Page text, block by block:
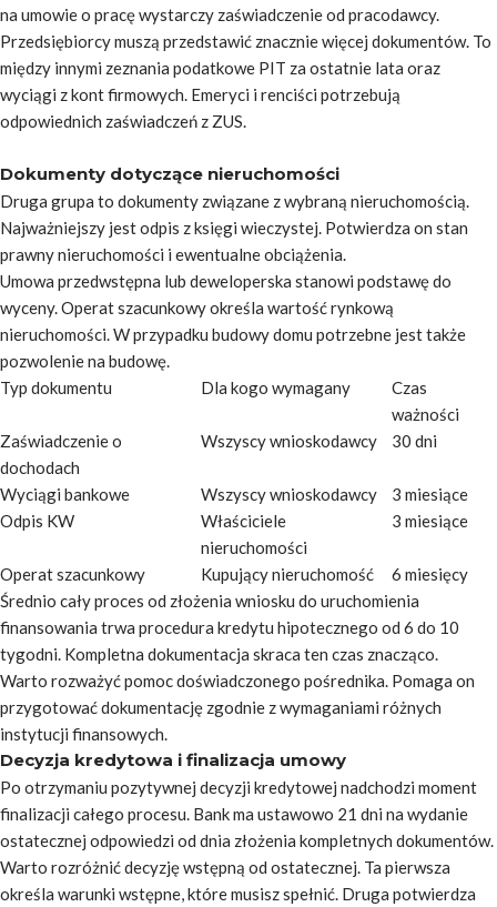
na umowie o pracę wystarczy zaświadczenie od pracodawcy.
Przedsiębiorcy muszą przedstawić znacznie więcej dokumentów. To
między innymi zeznania podatkowe PIT za ostatnie lata oraz
wyciągi z kont firmowych. Emeryci i renciści potrzebują
odpowiednich zaświadczeń z ZUS.
Dokumenty dotyczące nieruchomości
Druga grupa to dokumenty związane z wybraną nieruchomością.
Najważniejszy jest odpis z księgi wieczystej. Potwierdza on stan
prawny nieruchomości i ewentualne obciążenia.
Umowa przedwstępna lub deweloperska stanowi podstawę do
wyceny. Operat szacunkowy określa wartość rynkową
nieruchomości. W przypadku budowy domu potrzebne jest także
pozwolenie na budowę.
Typ dokumentu
Dla kogo wymagany
Czas
ważności
Zaświadczenie o
dochodach
Wszyscy wnioskodawcy 30 dni
Wyciągi bankowe Wszyscy wnioskodawcy
3 miesiące
Odpis KW
Właściciele
nieruchomości
3 miesiące
Operat szacunkowy Kupujący nieruchomość
6 miesięcy
Średnio cały proces od złożenia wniosku do uruchomienia
finansowania trwa procedura kredytu hipotecznego od 6 do 10
tygodni. Kompletna dokumentacja skraca ten czas znacząco.
Warto rozważyć pomoc doświadczonego pośrednika. Pomaga on
przygotować dokumentację zgodnie z wymaganiami różnych
instytucji finansowych.
Decyzja kredytowa i finalizacja umowy
Po otrzymaniu pozytywnej decyzji kredytowej nadchodzi moment
finalizacji całego procesu. Bank ma ustawowo 21 dni na wydanie
ostatecznej odpowiedzi od dnia złożenia kompletnych dokumentów.
Warto rozróżnić decyzję wstępną od ostatecznej. Ta pierwsza
określa warunki wstępne, które musisz spełnić. Druga potwierdza